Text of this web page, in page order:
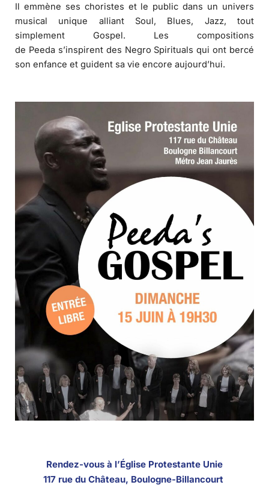
Il emmène ses choristes et le public dans un univers
musical unique alliant Soul, Blues, Jazz, tout
simplement Gospel. Les compositions
de Peeda s’inspirent des Negro Spirituals qui ont bercé
son enfance et guident sa vie encore aujourd’hui.
Rendez-vous à l’Église Protestante Unie
117 rue du Château, Boulogne-Billancourt